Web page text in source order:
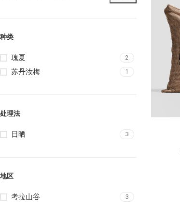
种类
瑰夏 2
苏丹汝梅 1
处理法
日晒 3
地区
考拉山谷 3